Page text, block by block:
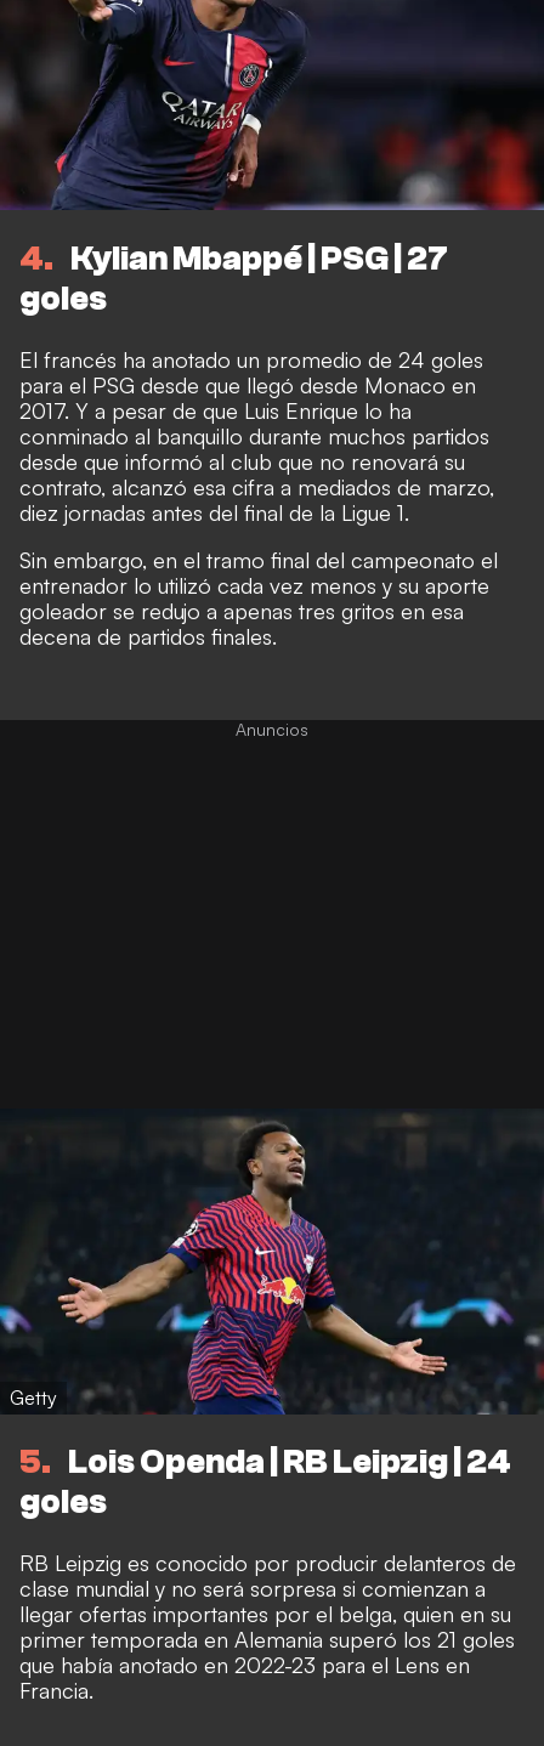
4
Kylian Mbappé | PSG | 27
goles
El francés ha anotado un promedio de 24 goles
para el PSG desde que llegó desde Monaco en
2017. Y a pesar de que Luis Enrique lo ha
conminado al banquillo durante muchos partidos
desde que informó al club que no renovará su
contrato, alcanzó esa cifra a mediados de marzo,
diez jornadas antes del final de la Ligue 1.
Sin embargo, en el tramo final del campeonato el
entrenador lo utilizó cada vez menos y su aporte
goleador se redujo a apenas tres gritos en esa
decena de partidos finales.
Getty
5
Lois Openda | RB Leipzig | 24
goles
RB Leipzig es conocido por producir delanteros de
clase mundial y no será sorpresa si comienzan a
llegar ofertas importantes por el belga, quien en su
primer temporada en Alemania superó los 21 goles
que había anotado en 2022-23 para el Lens en
Francia.